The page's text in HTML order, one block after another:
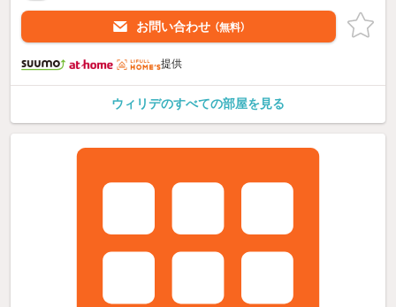
お問い合わせ （無料）
提供
ウィリデのすべての部屋を見る